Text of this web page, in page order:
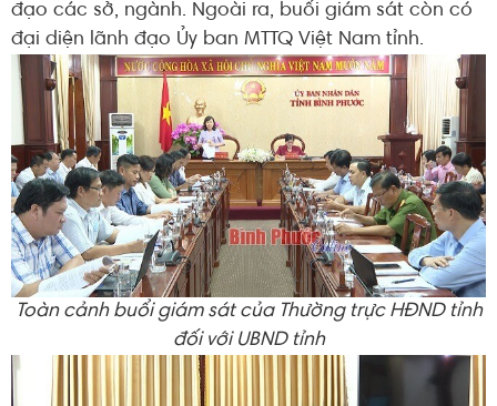
đạo các sở, ngành. Ngoài ra, buổi giám sát còn có
đại diện lãnh đạo Ủy ban MTTQ Việt Nam tỉnh.
Toàn cảnh buổi giám sát của Thường trực HĐND tỉnh
đối với UBND tỉnh